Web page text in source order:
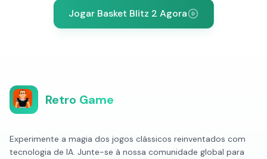
Jogar Basket Blitz 2 Agora
Retro Game
Experimente a magia dos jogos clássicos reinventados com
tecnologia de IA. Junte-se à nossa comunidade global para